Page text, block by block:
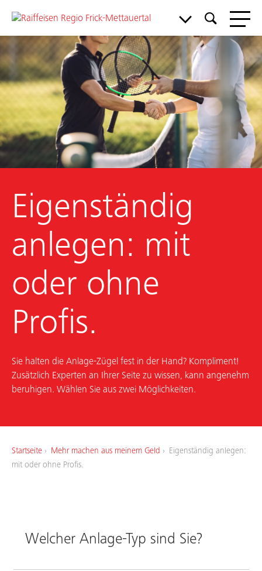
Privatkunden
Kunde werden
Zahlen
Anlegen
Hypotheken & Wohnen
Vorsorgen & Absichern
Eigenständig
anlegen: mit
oder ohne
Profis.
Sie halten die Anlage-Zügel fest in der Hand? Kompliment!
Zusätzlich Experten an Ihrer Seite zu wissen, kann angenehm
beruhigen. Wählen Sie aus zwei Möglichkeiten.
Startseite Mehr machen aus meinem Geld
Eigenständig anlegen:
mit oder ohne Profis.
Welcher Anlage-Typ sind Sie?